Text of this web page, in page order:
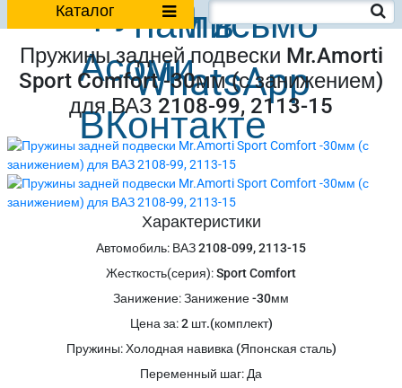
Каталог
Пружины задней подвески Mr.Amorti
Sport Comfort -30мм (с занижением)
для ВАЗ 2108-99, 2113-15
Характеристики
Автомобиль: ВАЗ 2108-099, 2113-15
Жесткость(серия):Sport Comfort
Занижение:Занижение -30мм
Цена за:2 шт.(комплект)
Пружины:Холодная навивка (Японская сталь)
Переменный шаг: Да